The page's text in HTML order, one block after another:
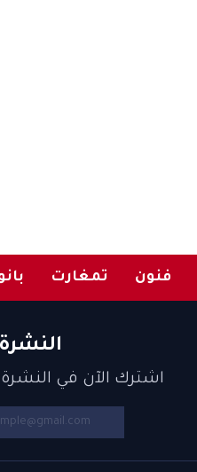
فنون تمغارت
النشرة
اشترك الآن في النشرة